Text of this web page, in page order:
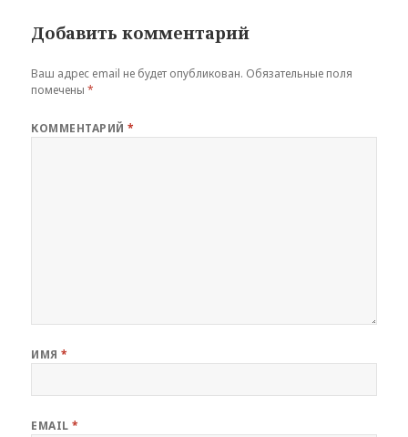
Добавить комментарий
Ваш адрес email не будет опубликован. Обязательные поля
помечены*
КОММЕНТАРИЙ*
ИМЯ*
EMAIL*